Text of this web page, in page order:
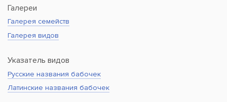
Галереи
Галерея семейств
Галерея видов
Указатель видов
Русские названия бабочек
Латинские названия бабочек